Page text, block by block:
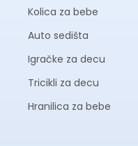
Kolica za bebe
Auto sedišta
Igračke za decu
Tricikli za decu
Hranilica za bebe